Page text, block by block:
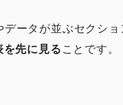
データが並ぶセクシ
を先に見る ことです。